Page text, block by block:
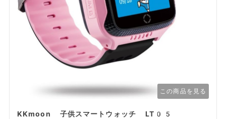
この商品を見る
KKmoon 子供スマートウォッチ LT05